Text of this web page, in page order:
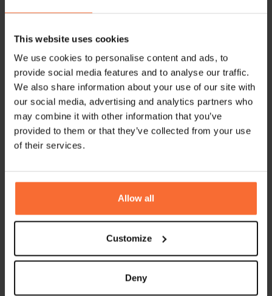
This website uses cookies
We use cookies to personalise content and ads, to
provide social media features and to analyse our traffic.
We also share information about your use of our site with
our social media, advertising and analytics partners who
may combine it with other information that you’ve
provided to them or that they’ve collected from your use
of their services.
Allow all
Customize
Deny
Höga tak, gamla detaljer och en arkitektur som
berättar sin historia. Paraden byggdes som en biograf,
och det syns. Men idag är det inte filmduk och
popcorn som lockar, utan en mysig kvarterskrog där
alla är välkomna, vare sig det är för en snabb lunch